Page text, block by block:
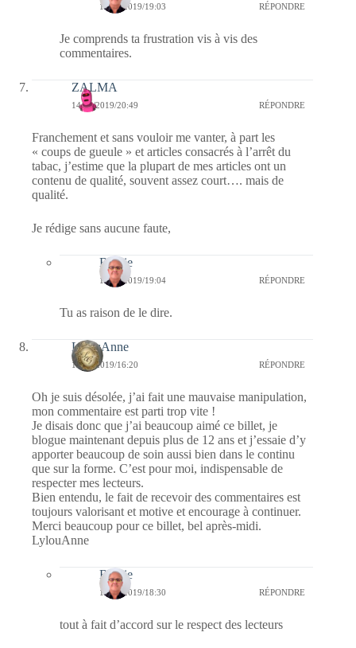
15/10/2019/19:03 RÉPONDRE
Je comprends ta frustration vis à vis des
commentaires.
ZALMA
14/10/2019/20:49 RÉPONDRE
Franchement et sans vouloir me vanter, à part les
« coups de gueule » et articles consacrés à l’arrêt du
tabac, j’estime que la plupart de mes articles ont un
contenu de qualité, souvent assez court…. mais de
qualité.
Je rédige sans aucune faute,
Bernie
15/10/2019/19:04 RÉPONDRE
Tu as raison de le dire.
LylouAnne
14/10/2019/16:20 RÉPONDRE
Oh je suis désolée, j’ai fait une mauvaise manipulation,
mon commentaire est parti trop vite !
Je disais donc que j’ai beaucoup aimé ce billet, je
blogue maintenant depuis plus de 12 ans et j’essaie d’y
apporter beaucoup de soin aussi bien dans le continu
que sur la forme. C’est pour moi, indispensable de
respecter mes lecteurs.
Bien entendu, le fait de recevoir des commentaires est
toujours valorisant et motive et encourage à continuer.
Merci beaucoup pour ce billet, bel après-midi.
LylouAnne
Bernie
14/10/2019/18:30 RÉPONDRE
tout à fait d’accord sur le respect des lecteurs